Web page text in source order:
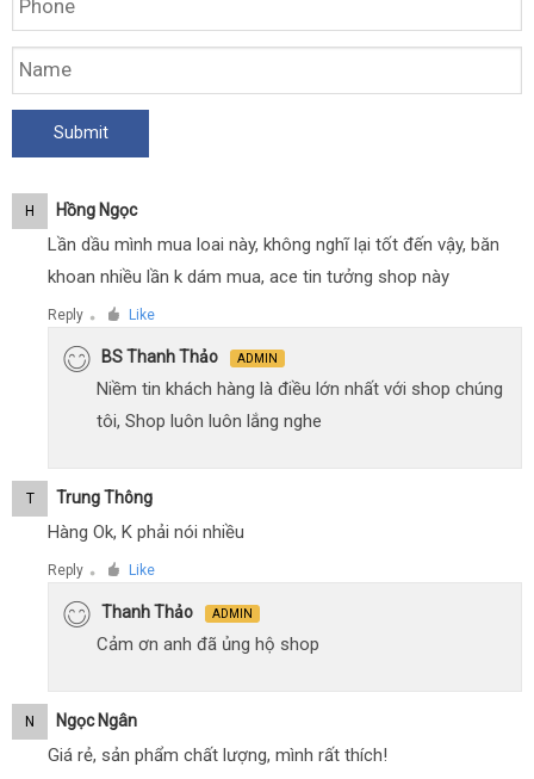
H Hồng Ngọc
Lần dầu mình mua loai này, không nghĩ lại tốt đến vậy, băn
khoan nhiều lần k dám mua, ace tin tưởng shop này
Reply ● Like
BS Thanh Thảo ADMIN
Niềm tin khách hàng là điều lớn nhất với shop chúng
tôi, Shop luôn luôn lắng nghe
T Trung Thông
Hàng Ok, K phải nói nhiều
Reply ● Like
Thanh Thảo ADMIN
Cảm ơn anh đã ủng hộ shop
N Ngọc Ngân
Giá rẻ, sản phẩm chất lượng, mình rất thích!